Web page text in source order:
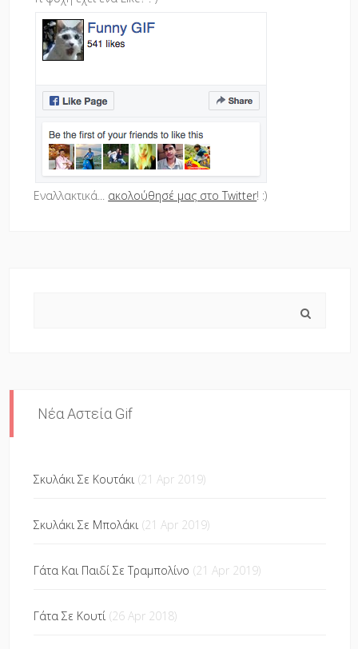
Εναλλακτικά... ακολούθησέ μας στο Twitter! :)
Νέα Αστεία Gif
Σκυλάκι Σε Κουτάκι (21 Apr 2019)
Σκυλάκι Σε Μπολάκι (21 Apr 2019)
Γάτα Και Παιδί Σε Τραμπολίνο (21 Apr 2019)
Γάτα Σε Κουτί (26 Apr 2018)